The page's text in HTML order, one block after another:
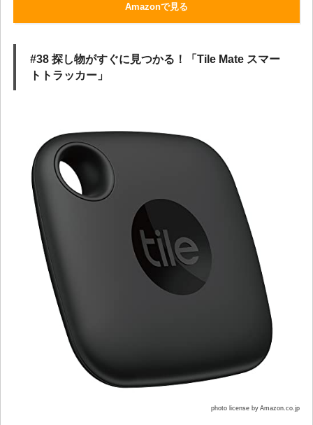
Amazonで見る
#38 探し物がすぐに見つかる！「Tile Mate スマー
トトラッカー」
photo license by Amazon.co.jp